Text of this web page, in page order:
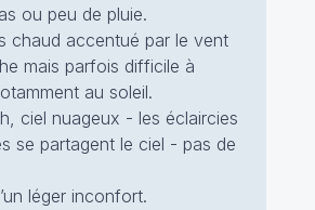
ou peu de pluie.
chaud accentué par le vent
mais parfois difficile à
au soleil.
ciel nuageux - les éclaircies
se partagent le ciel - pas de
léger inconfort.